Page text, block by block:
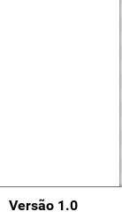
Versão 1.0